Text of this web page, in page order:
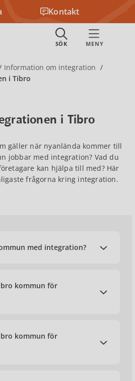
Kontakt
Information om integration
i Tibro
i Tibro
gäller när nyanlända kommer till
jobbar med integration? Vad du
kan hjälpa till med? Här
frågorna kring integration.
med integration?
kommun för
kommun för